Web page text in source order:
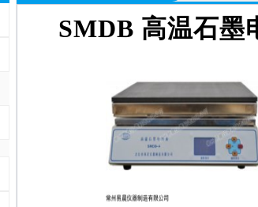
SMDB 高温石墨